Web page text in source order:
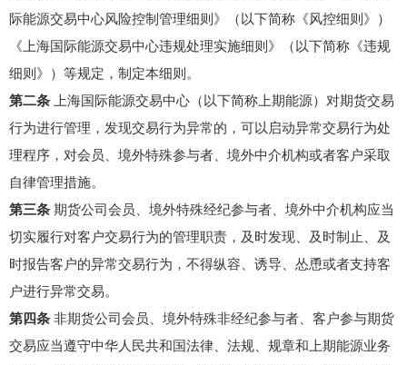
际能源交易中心风险控制管理细则》（以下简称《风控细则》）
《上海国际能源交易中心违规处理实施细则》（以下简称《违规
细则》）等规定，制定本细则。
第二条 上海国际能源交易中心（以下简称上期能源）对期货交易
行为进行管理，发现交易行为异常的，可以启动异常交易行为处
理程序，对会员、境外特殊参与者、境外中介机构或者客户采取
自律管理措施。
第三条 期货公司会员、境外特殊经纪参与者、境外中介机构应当
切实履行对客户交易行为的管理职责，及时发现、及时制止、及
时报告客户的异常交易行为，不得纵容、诱导、怂恿或者支持客
户进行异常交易。
第四条 非期货公司会员、境外特殊非经纪参与者、客户参与期货
交易应当遵守中华人民共和国法律、法规、规章和上期能源业务